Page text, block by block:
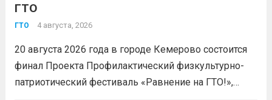
ГТО
ГТО 4 августа, 2026
20 августа 2026 года в городе Кемерово состоится
финал Проекта Профилактический физкультурно-
патриотический фестиваль «Равнение на ГТО!»,